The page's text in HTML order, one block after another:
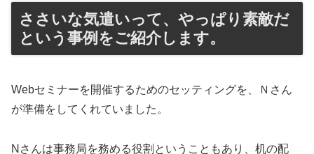
ささいな気遣いって、やっぱり素敵だ
という事例をご紹介します。
Webセミナーを開催するためのセッティングを、Ｎさん
が準備をしてくれていました。
Nさんは事務局を務める役割ということもあり、机の配